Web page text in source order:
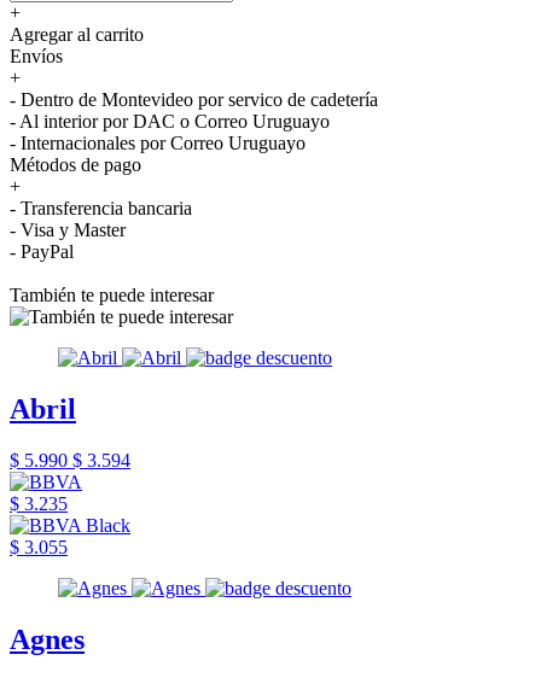
+
Agregar al carrito
Envíos
+
- Dentro de Montevideo por servico de cadetería
- Al interior por DAC o Correo Uruguayo
- Internacionales por Correo Uruguayo
Métodos de pago
+
- Transferencia bancaria
- Visa y Master
- PayPal
También te puede interesar
Abril
$ 5.990 $ 3.594
$ 3.235
$ 3.055
Agnes